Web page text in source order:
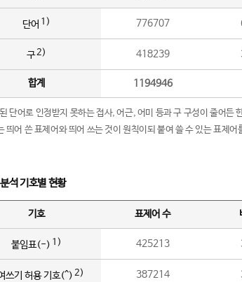
단어 1) 776707
구2) 418239
합계 1194946
단어로 인정받지 못하는 접사, 어근, 어미 등과 구 구성이 줄어든
띄어 쓴 표제어와 띄어 쓰는 것이 원칙이되 붙여 쓸 수 있는 표제어
석 기호별 현황
기호 표제어 수
붙임표(-) 1) 425213
쓰기 허용 기호(^) 2) 387214